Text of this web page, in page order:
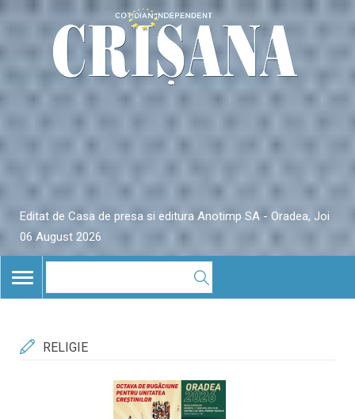
Editat de Casa de presa si editura Anotimp SA - Oradea, Joi
06 August 2026
TOGGLE
NAVIGATION
RELIGIE